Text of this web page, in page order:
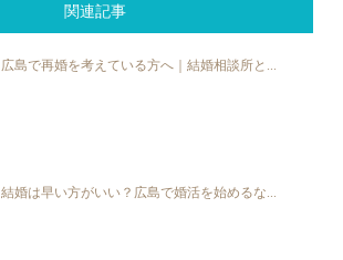
関連記事
広島で再婚を考えている方へ｜結婚相談所と...
結婚は早い方がいい？広島で婚活を始めるな...